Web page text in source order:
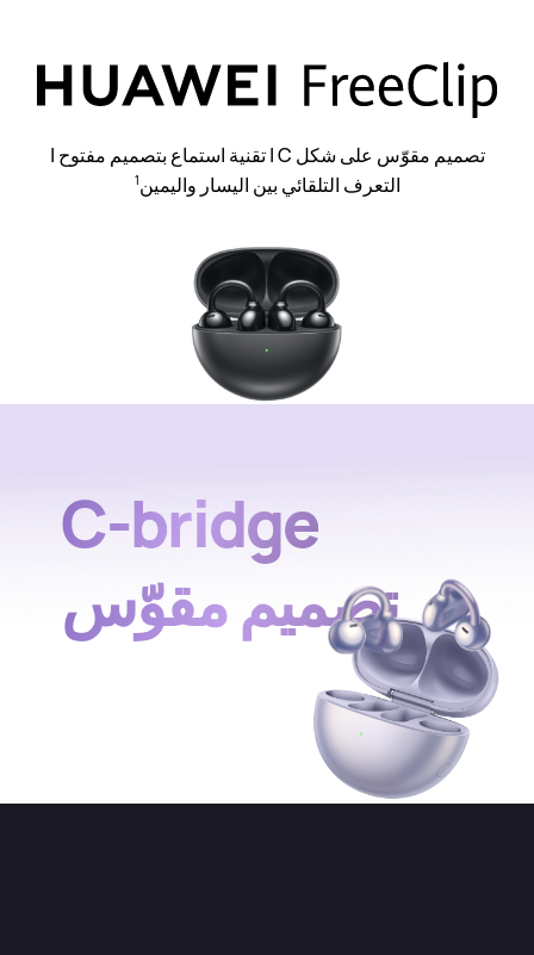
تصميم مقوّس على شكل C | تقنية استماع بتصميم مفتوح |
التعرف التلقائي بين اليسار واليمين1
C-bridge
تصميم مقوّس